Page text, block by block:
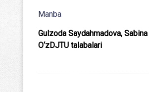
Manba
Gulzoda Saydahmadova,
O‘zDJTU talabalari